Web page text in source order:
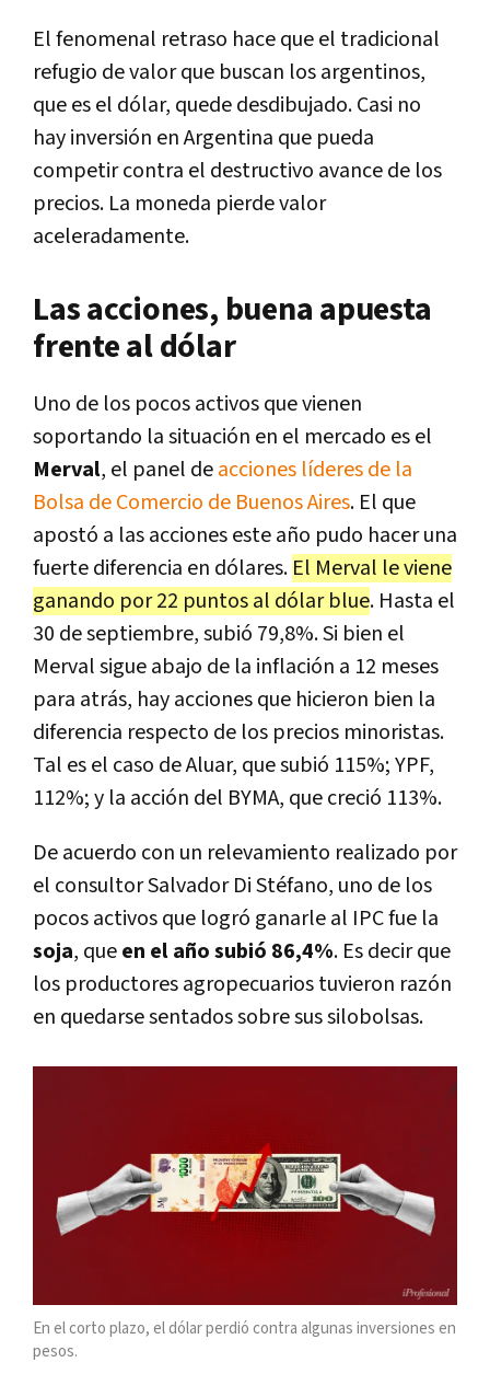
El fenomenal retraso hace que el tradicional
refugio de valor que buscan los argentinos,
que es el dólar, quede desdibujado. Casi no
hay inversión en Argentina que pueda
competir contra el destructivo avance de los
precios. La moneda pierde valor
aceleradamente.
Las acciones, buena apuesta
frente al dólar
Uno de los pocos activos que vienen
soportando la situación en el mercado es el
Merval, el panel deacciones líderes de la
Bolsa de Comercio de Buenos Aires. El que
apostó a las acciones este año pudo hacer una
fuerte diferencia en dólares. El Merval le viene
ganando por 22 puntos al dólar blue. Hasta el
30 de septiembre, subió 79,8%. Si bien el
Merval sigue abajo de la inflación a 12 meses
para atrás, hay acciones que hicieron bien la
diferencia respecto de los precios minoristas.
Tal es el caso de Aluar, que subió 115%; YPF,
112%; y la acción del BYMA, que creció 113%.
De acuerdo con un relevamiento realizado por
el consultor Salvador Di Stéfano, uno de los
pocos activos que logró ganarle al IPC fue la
soja, queen el año subió 86,4%. Es decir que
los productores agropecuarios tuvieron razón
en quedarse sentados sobre sus silobolsas.
En el corto plazo, el dólar perdió contra algunas inversiones en
pesos.